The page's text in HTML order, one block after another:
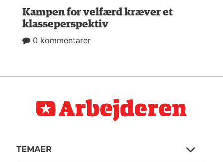
Kampen for velfærd kræver et
klasseperspektiv
0 kommentarer
TEMAER